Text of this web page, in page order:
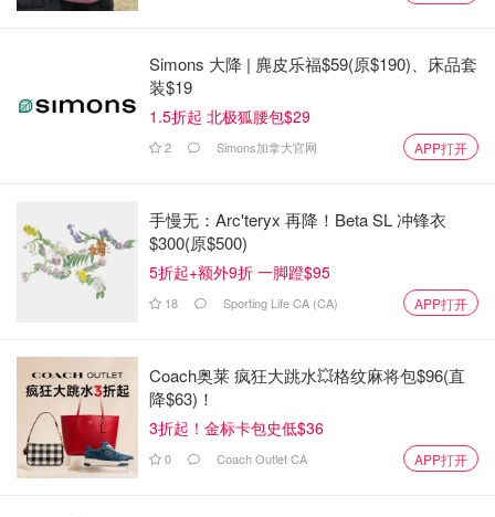
七届春节联欢晚会将以令人耳目一新的爵士乐和大提琴表演
让你耳目一新。 对于许多其他音乐节目中的一组神奇的传
统和刺激的中国乐器。
来与南美风格的艺术家、蒙特利尔职业青年芭蕾舞团、中国
总结一下，晚上的最后一类； Jessica Vigneault，魁北克著
名歌手Gilles Vigneault的女儿，将与我们分享她在钢琴上的
才华。 来自多伦多的顶级花腔女高音歌手、来自蒙特利尔
的著名华人歌手以及华人五声合唱团美妙的合唱也将随之而
来。
本次晚会的主题是“友谊地久天长”。届时，将邀请有中国驻
蒙特利尔总领馆、加拿大三级政府和各界精英等嘉宾参加我
们演出前的招待酒会。
Simons 大降 | 麂皮乐福$59(原$190)、床品套
装$19
1.5折起 北极狐腰包$29
2 Simons加拿大官网 APP打开
手慢无：Arc'teryx 再降！Beta SL 冲锋衣
$300(原$500)
5折起+额外9折 一脚蹬$95
18 Sporting Life CA (CA) APP打开
Coach奥莱 疯狂大跳水💥格纹麻将包$96(直
降$63)！
3折起！金标卡包史低$36
0 Coach Outlet CA APP打开